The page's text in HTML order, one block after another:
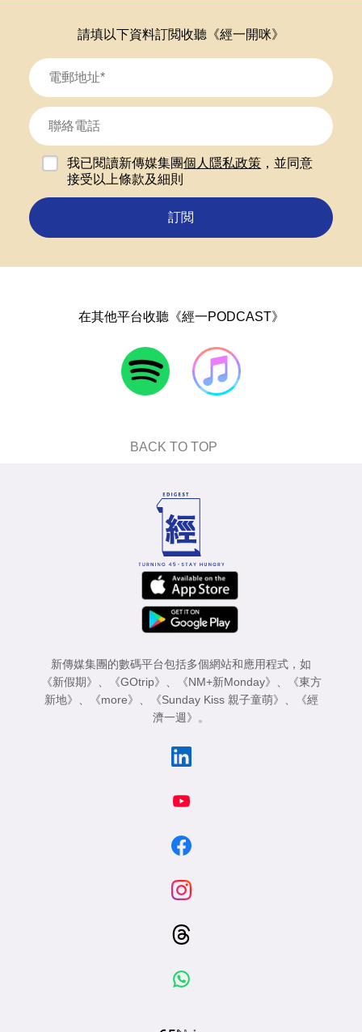
請填以下資料訂閲收聽《經一開咪》
我已閱讀新傳媒集團個人隱私政策 ，並同意
接受以上條款及細則
訂閲
在其他平台收聽《經一PODCAST》
BACK TO TOP
新傳媒集團的數碼平台包括多個網站和應用程式，如
《新假期》
《GOtrip》 《NM+新Monday》
《東方
新地》
《more》 《Sunday Kiss 親子童萌》
《經
濟一週》
。